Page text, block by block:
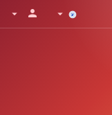
arrow_drop_down
person
arrow_drop_down